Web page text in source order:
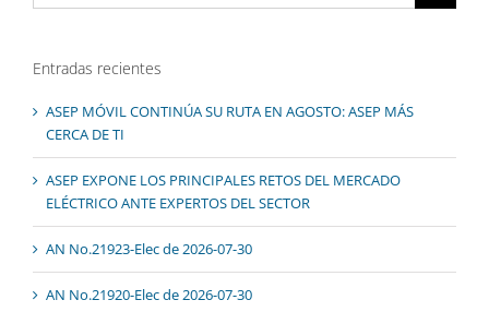
Entradas recientes
ASEP MÓVIL CONTINÚA SU RUTA EN AGOSTO: ASEP MÁS
CERCA DE TI
ASEP EXPONE LOS PRINCIPALES RETOS DEL MERCADO
ELÉCTRICO ANTE EXPERTOS DEL SECTOR
AN No.21923-Elec de 2026-07-30
AN No.21920-Elec de 2026-07-30